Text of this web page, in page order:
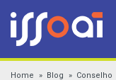
Home Blog Conselho